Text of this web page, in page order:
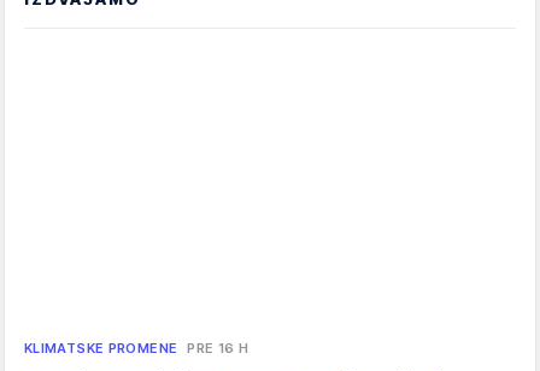
KLIMATSKE PROMENE PRE 16 H